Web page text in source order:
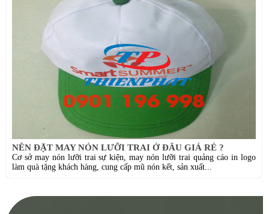
NÊN ĐẶT MAY NÓN LƯỠI TRAI Ở ĐÂU GIÁ RẺ ?
Cơ sở may nón lưỡi trai sự kiện, may nón lưỡi trai quảng cáo in logo
làm quà tặng khách hàng, cung cấp mũ nón kết, sản xuất...